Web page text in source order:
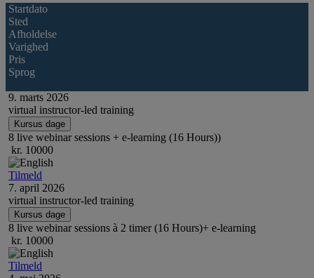
Startdato
Sted
Afholdelse
Varighed
Pris
Sprog
9. marts 2026
virtual instructor-led training
Kursus dage
8 live webinar sessions + e-learning (16 Hours))
kr. 10000
Tilmeld
7. april 2026
virtual instructor-led training
Kursus dage
8 live webinar sessions à 2 timer (16 Hours)+ e-learning
kr. 10000
Tilmeld